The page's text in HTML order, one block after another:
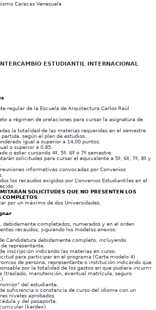
ESTUDIANTIL INTERNACIONAL
regular de la Escuela de Arquitectura Carlos Raúl
a régimen de prelaciones para cursar la asignatura de
la totalidad de las materias requeridas en el semestre
según el plan de estudios.
igual a superior a 14,00 puntos.
o superior a 0.85.
o estar cursando 4º, 5º, 6º o 7º semestre.
solicitudes para cursar el equivalente a 5º, 6º, 7º, 8º y
informativas convocadas por Convenios
los recaudos exigidos por Convenios Estudiantiles en el
SOLICITUDES QUE NO PRESENTEN LOS
COMPLETOS
por un máximo de dos Universidades.
debidamente completados, numerados y en el orden
recaudos, siguiendo los modelos anexos:
Candidatura debidamente completo, incluyendo
representante.
inscripción indicando las materias en curso.
para participar en el programa (Carta modelo 4)
de persona, representante o institución indicando que
por la totalidad de los gastos en que pudiera incurrir
(traslado, manutención, eventual matrícula, seguro
del estudiante.
suficiencia o constancia de curso del idioma con un
niveles aprobados.
y del pasaporte.
(kardex)